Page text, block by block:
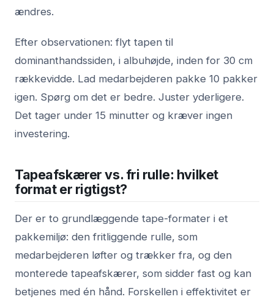
ændres.
Efter observationen: flyt tapen til
dominanthandssiden, i albuhøjde, inden for 30 cm
rækkevidde. Lad medarbejderen pakke 10 pakker
igen. Spørg om det er bedre. Juster yderligere.
Det tager under 15 minutter og kræver ingen
investering.
Tapeafskærer vs. fri rulle: hvilket
format er rigtigst?
Der er to grundlæggende tape-formater i et
pakkemiljø: den fritliggende rulle, som
medarbejderen løfter og trækker fra, og den
monterede tapeafskærer, som sidder fast og kan
betjenes med én hånd. Forskellen i effektivitet er